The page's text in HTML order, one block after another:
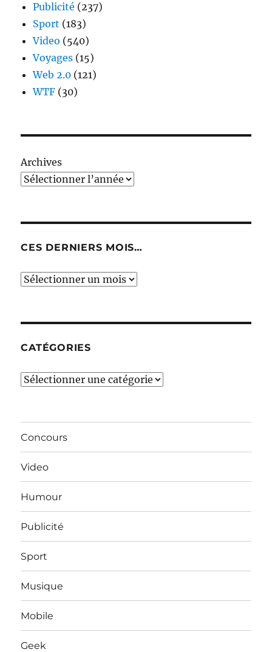
Publicité (237)
Sport (183)
Video (540)
Voyages (15)
Web 2.0 (121)
WTF (30)
Archives
CES DERNIERS MOIS…
Ces
CATÉGORIES
Catégories
Concours
Video
Humour
Publicité
Sport
Musique
Mobile
Geek